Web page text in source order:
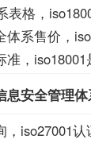
表格，
体系售价，
准，
息安全管理
，iso27001